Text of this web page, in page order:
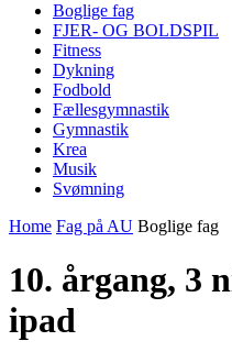
Boglige fag
FJER- OG BOLDSPIL
Fitness
Dykning
Fodbold
Fællesgymnastik
Gymnastik
Krea
Musik
Svømning
Home Fag på AU Boglige fag
10. årgang, 3
ipad